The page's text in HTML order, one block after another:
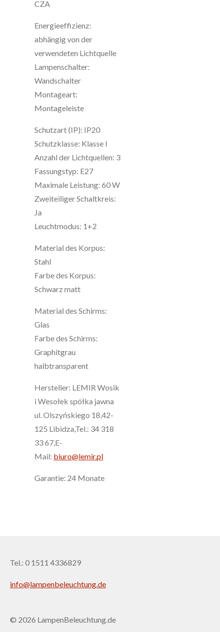
CZA
Energieeffizienz:
abhängig von der
verwendeten Lichtquelle
Lampenschalter:
Wandschalter
Montageart:
Montageleiste
Schutzart (IP): IP20
Schutzklasse: Klasse I
Anzahl der Lichtquellen: 3
Fassungstyp: E27
Maximale Leistung: 60 W
Zweiteiliger Schaltkreis:
Ja
Leuchtmodus: 1+2
Material des Korpus:
Stahl
Farbe des Korpus:
Schwarz matt
Material des Schirms:
Glas
Farbe des Schirms:
Graphitgrau
halbtransparent
Hersteller: LEMIR Wosik
i Wesołek spółka jawna
ul. Olszyńskiego 18,42-
125 Libidza,Tel.: 34 318
33 67,E-
Mail: biuro@lemir.pl
Garantie: 24 Monate
Tel.: 0 1511 4336829
info@lampenbeleuchtung.de
© 2026 LampenBeleuchtung.de